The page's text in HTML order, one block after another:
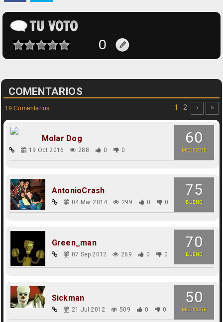
COMENTARIOS
19 Comentarios 1 2 › »
60
MEDIOCRE
Molar Dog
19 Oct 2016 288 0 0
75
BUENO
AntonioCrash
04 Mar 2014 299 0 0
70
BUENO
Green_man
07 Sep 2012 269 0 0
50
MEDIOCRE
Sickman
21 Jul 2012 509 0 0